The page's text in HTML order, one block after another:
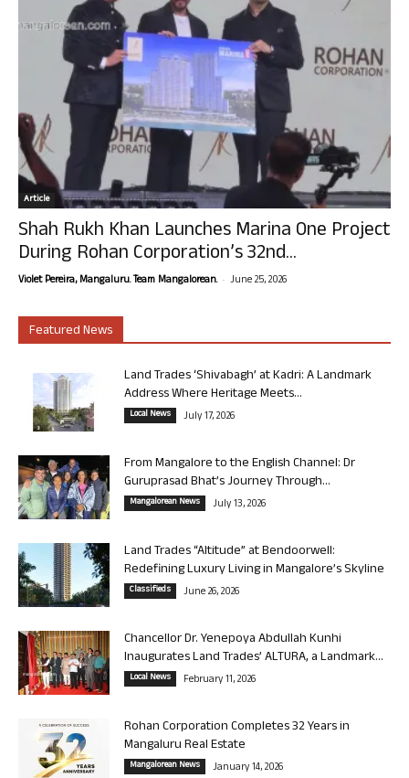
Article
Shah Rukh Khan Launches Marina One Project
During Rohan Corporation’s 32nd...
Violet Pereira, Mangaluru. Team Mangalorean. - June 25, 2026
Featured News
Land Trades ‘Shivabagh’ at Kadri: A Landmark
Address Where Heritage Meets...
Local News July 17, 2026
From Mangalore to the English Channel: Dr
Guruprasad Bhat’s Journey Through...
Mangalorean News July 13, 2026
Land Trades “Altitude” at Bendoorwell:
Redefining Luxury Living in Mangalore’s Skyline
Classifieds June 26, 2026
Chancellor Dr. Yenepoya Abdullah Kunhi
Inaugurates Land Trades’ ALTURA, a Landmark...
Local News February 11, 2026
Rohan Corporation Completes 32 Years in
Mangaluru Real Estate
Mangalorean News January 14, 2026